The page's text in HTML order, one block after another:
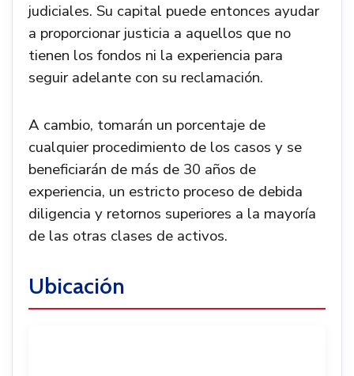
judiciales. Su capital puede entonces ayudar
a proporcionar justicia a aquellos que no
tienen los fondos ni la experiencia para
seguir adelante con su reclamación.
A cambio, tomarán un porcentaje de
cualquier procedimiento de los casos y se
beneficiarán de más de 30 años de
experiencia, un estricto proceso de debida
diligencia y retornos superiores a la mayoría
de las otras clases de activos.
Ubicación